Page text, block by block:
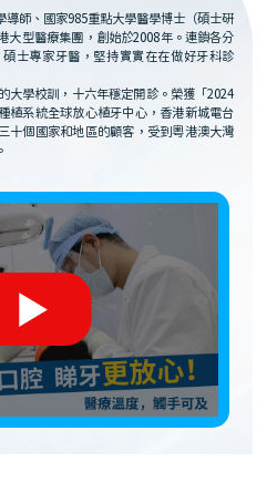
導師、國家985重點大學醫學博士（碩士研
大型醫療集團，創始於2008年。連鎖各分
士專家牙醫，堅持實實在在做好牙科診
大學校訓，十六年穩定開診。榮獲「2024
植系統全球放心植牙中心，香港新城電台
十個國家和地區的顧客，受到粵港澳大灣